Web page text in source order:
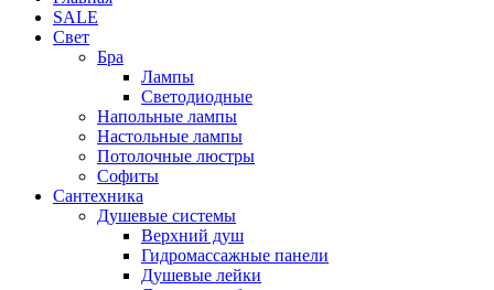
SALE
Свет
Бра
Лампы
Светодиодные
Напольные лампы
Настольные лампы
Потолочные люстры
Софиты
Сантехника
Душевые системы
Верхний душ
Гидромассажные панели
Душевые лейки